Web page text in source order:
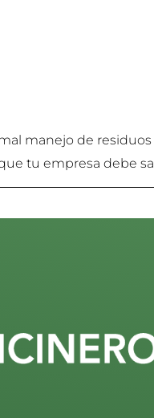
manejo de
tu empresa debe